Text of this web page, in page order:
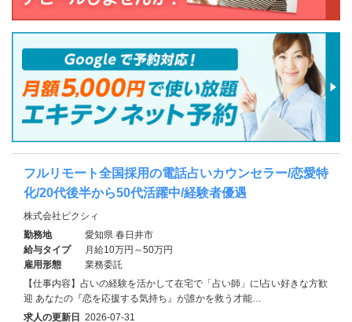
フルリモート全国採用の電話占いカウンセラー/恋愛特
化/20代後半から50代活躍中/経験者優遇
株式会社ピクシィ
勤務地
愛知県 春日井市
給与タイプ
月給10万円～50万円
雇用形態
業務委託
【仕事内容】占いの経験を活かして在宅で「占い師」に!占い好きな方歓
迎 あなたの『恋を応援する気持ち』が誰かを救う才能…
求人の更新日 2026-07-31